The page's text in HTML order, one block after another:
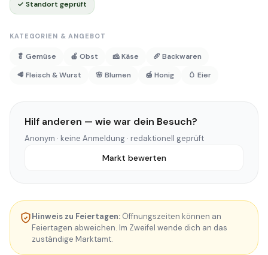
✓ Standort geprüft
KATEGORIEN & ANGEBOT
🥬 Gemüse 🍎 Obst 🧀 Käse
🥖 Backwaren
🥩 Fleisch & Wurst
🌸 Blumen 🍯 Honig 🥚 Eier
Hilf anderen — wie war dein Besuch?
Anonym · keine Anmeldung · redaktionell geprüft
Markt bewerten
Hinweis zu Feiertagen: Öffnungszeiten können an
Feiertagen abweichen. Im Zweifel wende dich an das
zuständige Marktamt.